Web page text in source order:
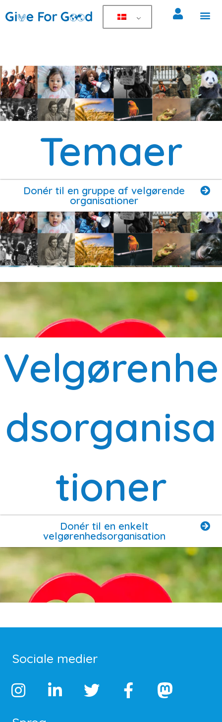
Temaer
Donér til en gruppe af velgørende
organisationer
Velgørenhe
dsorganisa
tioner
Donér til en enkelt
velgørenhedsorganisation
Sociale medier